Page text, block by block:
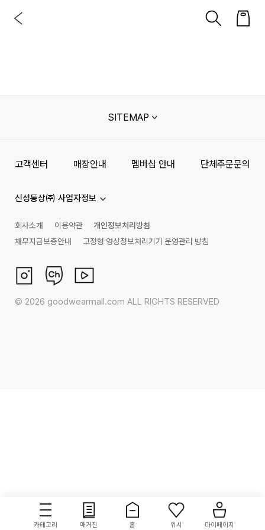
카테고리 매거진 홈 위시 마이페이지
SITEMAP
고객센터 매장안내 멤버십 안내 단체주문문의
신성통상㈜ 사업자정보
회사소개 이용약관
개인정보처리방침
채무지급보증안내
고정형 영상정보처리기기 운영관리 방침
© 2026 goodwearmall.com ALL RIGHTS RESERVED